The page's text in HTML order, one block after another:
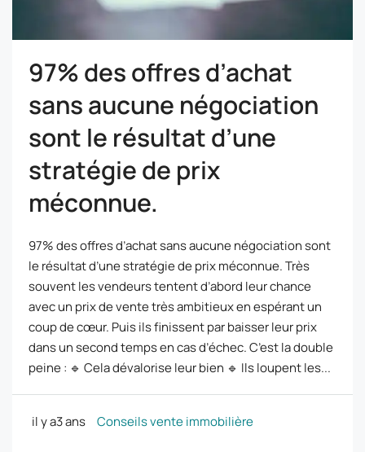
97% des offres d’achat
sans aucune négociation
sont le résultat d’une
stratégie de prix
méconnue.
97% des offres d’achat sans aucune négociation sont
le résultat d’une stratégie de prix méconnue. Très
souvent les vendeurs tentent d’abord leur chance
avec un prix de vente très ambitieux en espérant un
coup de cœur. Puis ils finissent par baisser leur prix
dans un second temps en cas d’échec. C’est la double
peine : 🔹 Cela dévalorise leur bien 🔹 Ils loupent les...
il y a3 ans Conseils vente immobilière